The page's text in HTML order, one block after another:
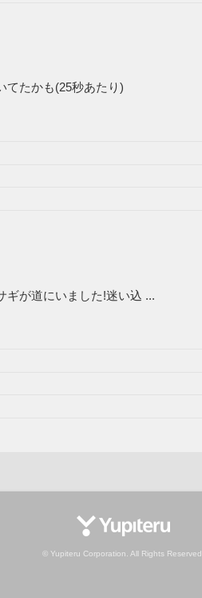
てたかも(25秒あたり)
が道にいました!迷い込 ...
© Yupiteru Corporation. All Rights Reserved.